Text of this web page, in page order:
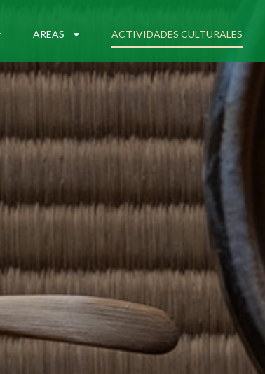
AREAS ACTIVIDADES CULTURALES